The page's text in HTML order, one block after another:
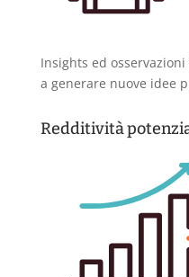
Insights ed
a generare nuove idee
Redditività